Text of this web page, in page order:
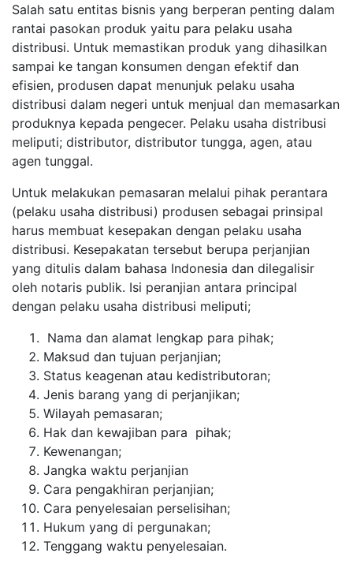
Salah satu entitas bisnis yang berperan penting dalam
rantai pasokan produk yaitu para pelaku usaha
distribusi. Untuk memastikan produk yang dihasilkan
sampai ke tangan konsumen dengan efektif dan
efisien, produsen dapat menunjuk pelaku usaha
distribusi dalam negeri untuk menjual dan memasarkan
produknya kepada pengecer. Pelaku usaha distribusi
meliputi; distributor, distributor tungga, agen, atau
agen tunggal.
Untuk melakukan pemasaran melalui pihak perantara
(pelaku usaha distribusi) produsen sebagai prinsipal
harus membuat kesepakan dengan pelaku usaha
distribusi. Kesepakatan tersebut berupa perjanjian
yang ditulis dalam bahasa Indonesia dan dilegalisir
oleh notaris publik. Isi peranjian antara principal
dengan pelaku usaha distribusi meliputi;
Nama dan alamat lengkap para pihak;
Maksud dan tujuan perjanjian;
Status keagenan atau kedistributoran;
Jenis barang yang di perjanjikan;
Wilayah pemasaran;
Hak dan kewajiban para pihak;
Kewenangan;
Jangka waktu perjanjian
Cara pengakhiran perjanjian;
Cara penyelesaian perselisihan;
Hukum yang di pergunakan;
Tenggang waktu penyelesaian.